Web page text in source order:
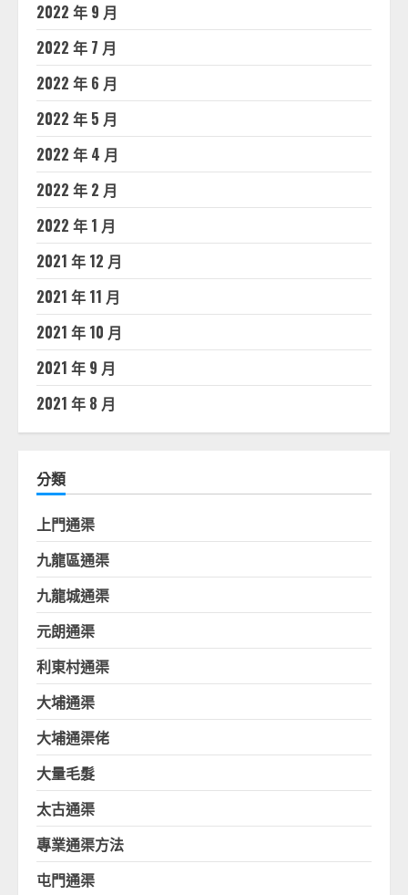
2022 年 9 月
2022 年 7 月
2022 年 6 月
2022 年 5 月
2022 年 4 月
2022 年 2 月
2022 年 1 月
2021 年 12 月
2021 年 11 月
2021 年 10 月
2021 年 9 月
2021 年 8 月
分類
上門通渠
九龍區通渠
九龍城通渠
元朗通渠
利東村通渠
大埔通渠
大埔通渠佬
大量毛髮
太古通渠
專業通渠方法
屯門通渠